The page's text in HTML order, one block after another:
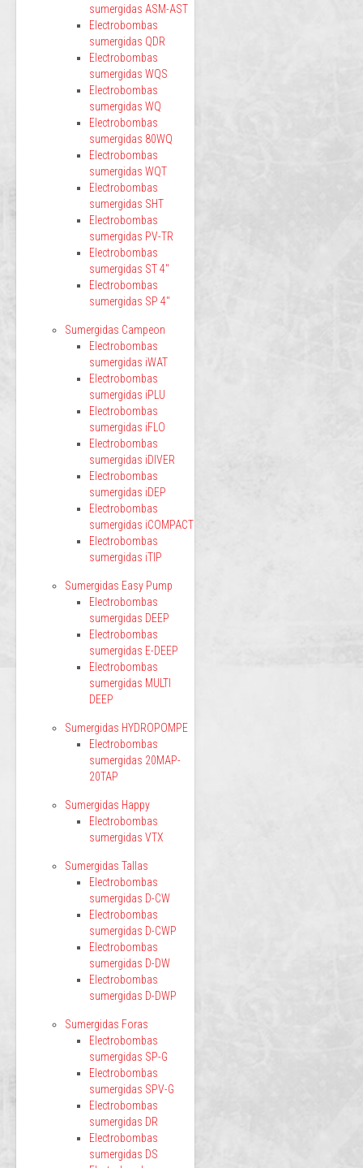
sumergidas ASM-AST
Electrobombas
sumergidas QDR
Electrobombas
sumergidas WQS
Electrobombas
sumergidas WQ
Electrobombas
sumergidas 80WQ
Electrobombas
sumergidas WQT
Electrobombas
sumergidas SHT
Electrobombas
sumergidas PV-TR
Electrobombas
sumergidas ST 4"
Electrobombas
sumergidas SP 4"
Sumergidas Campeon
Electrobombas
sumergidas iWAT
Electrobombas
sumergidas iPLU
Electrobombas
sumergidas iFLO
Electrobombas
sumergidas iDIVER
Electrobombas
sumergidas iDEP
Electrobombas
sumergidas iCOMPACT
Electrobombas
sumergidas iTIP
Sumergidas Easy Pump
Electrobombas
sumergidas DEEP
Electrobombas
sumergidas E-DEEP
Electrobombas
sumergidas MULTI
DEEP
Sumergidas HYDROPOMPE
Electrobombas
sumergidas 20MAP-
20TAP
Sumergidas Happy
Electrobombas
sumergidas VTX
Sumergidas Tallas
Electrobombas
sumergidas D-CW
Electrobombas
sumergidas D-CWP
Electrobombas
sumergidas D-DW
Electrobombas
sumergidas D-DWP
Sumergidas Foras
Electrobombas
sumergidas SP-G
Electrobombas
sumergidas SPV-G
Electrobombas
sumergidas DR
Electrobombas
sumergidas DS